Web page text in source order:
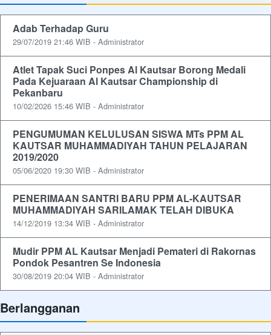
Adab Terhadap Guru
29/07/2019 21:46 WIB - Administrator
Atlet Tapak Suci Ponpes Al Kautsar Borong Medali
Pada Kejuaraan Al Kautsar Championship di
Pekanbaru
10/02/2026 15:46 WIB - Administrator
PENGUMUMAN KELULUSAN SISWA MTs PPM AL
KAUTSAR MUHAMMADIYAH TAHUN PELAJARAN
2019/2020
05/06/2020 19:30 WIB - Administrator
PENERIMAAN SANTRI BARU PPM AL-KAUTSAR
MUHAMMADIYAH SARILAMAK TELAH DIBUKA
14/12/2019 13:34 WIB - Administrator
Mudir PPM AL Kautsar Menjadi Pemateri di Rakornas
Pondok Pesantren Se Indonesia
30/08/2019 20:04 WIB - Administrator
Berlangganan